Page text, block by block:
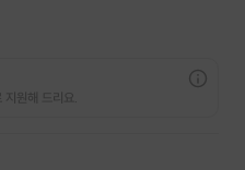
원해 드리요.